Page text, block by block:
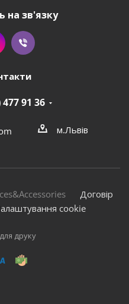
на зв'язку
477 91 36
м.Львів
Договір
cookie
друку